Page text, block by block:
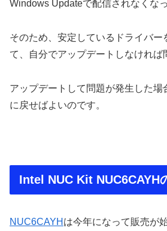
Windows Updateで配信されなくな
そのため、安定しているドライバー
て、自分でアップデートしなければ
アップデートして問題が発生した場
に戻せばよいのです。
Intel NUC Kit NUC6CAYH
NUC6CAYH は今年になって販売が